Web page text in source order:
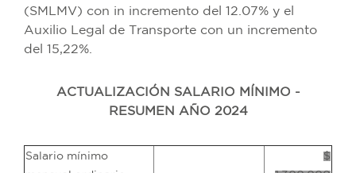
(SMLMV) con in incremento del 12.07% y el
Auxilio Legal de Transporte con un incremento
del 15,22%.
ACTUALIZACIÓN SALARIO MÍNIMO -
RESUMEN AÑO 2024
Salario mínimo
$